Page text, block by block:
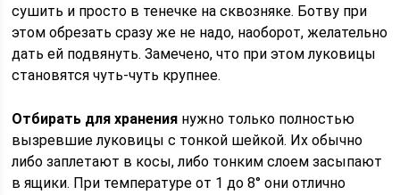
сушить и просто в тенечке на сквозняке. Ботву при
этом обрезать сразу же не надо, наоборот, желательно
дать ей подвянуть. Замечено, что при этом луковицы
становятся чуть-чуть крупнее.
Отбирать для хранения нужно только полностью
вызревшие луковицы с тонкой шейкой. Их обычно
либо заплетают в косы, либо тонким слоем засыпают
в ящики. При температуре от 1 до 8° они отлично